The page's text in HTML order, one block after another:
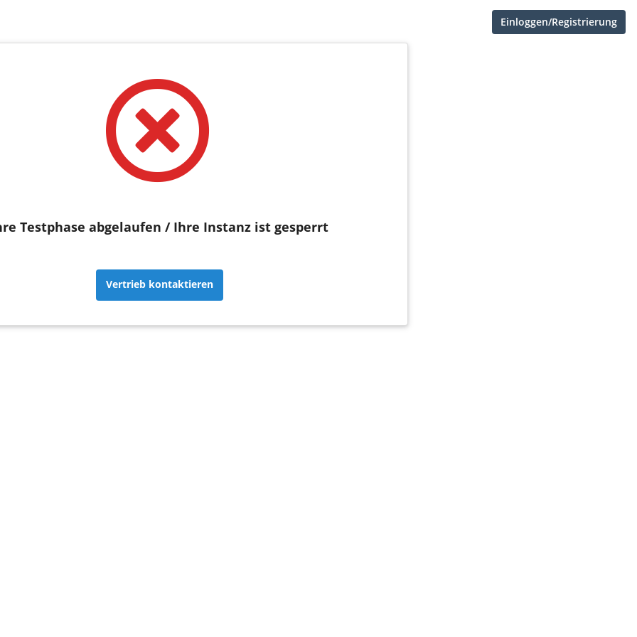
Einloggen/Registrierung
Testphase abgelaufen / Ihre Instanz ist gesperrt
Vertrieb kontaktieren